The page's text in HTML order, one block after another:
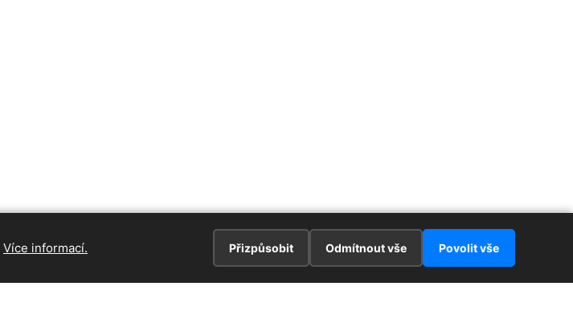
Více informací. Přizpůsobit Odmítnout vše Povolit vše